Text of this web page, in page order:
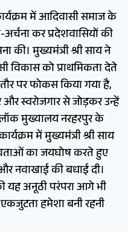
में आदिवासी समाज के
कर प्रदेशवासियों की
मुख्यमंत्री श्री साय ने
विकास को प्राथमिकता देते
पर फोकस किया गया है,
और स्वरोजगार से जोड़कर उन्हें
मुख्यालय नरहरपुर के
में मुख्यमंत्री श्री साय
का जयघोष करते हुए
नवाखाई की बधाई दी।
यह अनूठी परंपरा आगे भी
हमेशा बनी रहनी